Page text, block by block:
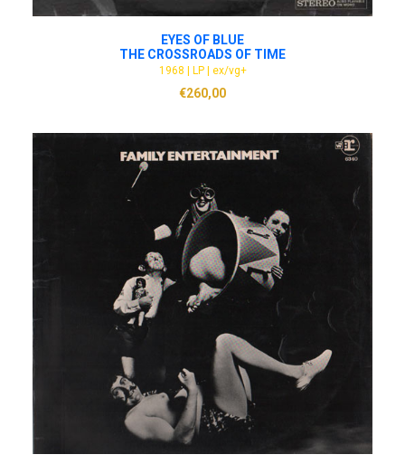
ADD TO CART
EYES OF BLUE
THE CROSSROADS OF TIME
1968 | LP | ex/vg+
€260,00